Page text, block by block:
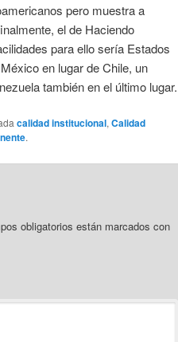
pero muestra a
el de Haciendo
para ello sería Estados
en lugar de Chile, un
también en el último lugar.
calidad institucional, Calidad
.
obligatorios están marcados con